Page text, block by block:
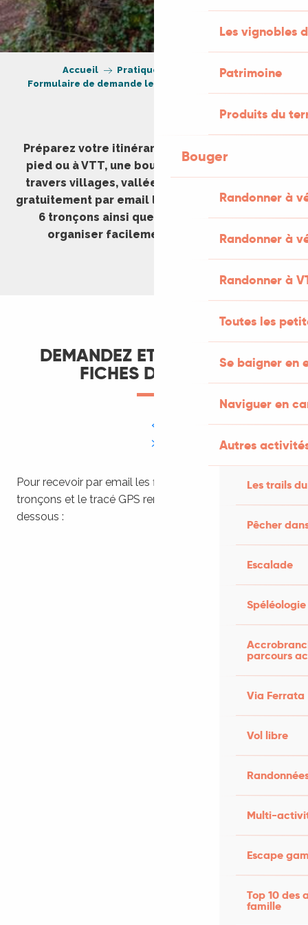
Les vignobles
Patrimoine
Produits du
Bouger
Randonner à
Randonner à
Randonner à
Toutes les
Se baigner en
Naviguer en
Autres
Les trails
Pêcher
Escalade
Spéléologie
parcours
Via Ferrata
Vol libre
Multi-
Escape
Top 10 des
famille
Accueil Pratique
Brochures
Formulaire de demande le TOUR du Lot à pied, à VTT
Préparez votre itinérance sur le Tour du Lot à
pied ou à VTT, une boucle d’environ 400 km à
travers villages, vallées et causses. Recevez
gratuitement par email les fiches détaillées des
6 tronçons ainsi que les tracés GPS pour
organiser facilement votre parcours.
DEMANDEZ ET RECEVEZ LES
FICHES DÉTAILLÉS
Pour recevoir par email les fiches détaillées des 6
tronçons et le tracé GPS remplissez le formulaire ci-
dessous :